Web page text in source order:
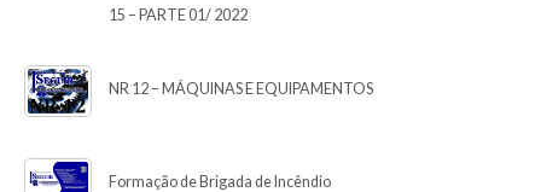
15 – PARTE 01/ 2022
NR 12 – MÁQUINAS E EQUIPAMENTOS
Formação de Brigada de Incêndio